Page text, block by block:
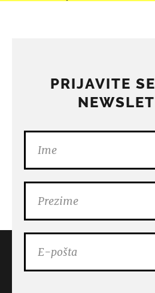
PRIJAVITE